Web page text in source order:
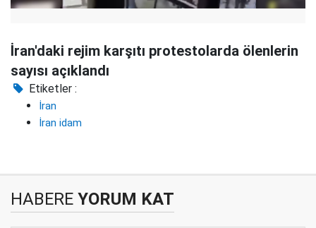
İran'daki rejim karşıtı protestolarda ölenlerin
sayısı açıklandı
Etiketler :
İran
İran idam
HABERE YORUM KAT